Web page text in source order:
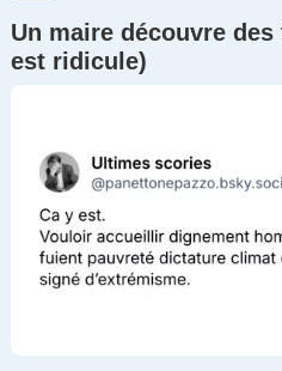
Un maire découvre des
est ridicule)